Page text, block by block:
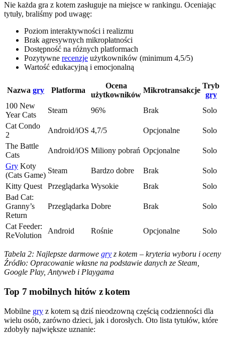
Nie każda gra z kotem zasługuje na miejsce w rankingu. Oceniając
tytuły, braliśmy pod uwagę:
Poziom interaktywności i realizmu
Brak agresywnych mikropłatności
Dostępność na różnych platformach
Pozytywne recenzje użytkowników (minimum 4,5/5)
Wartość edukacyjną i emocjonalną
Nazwa gry Platforma
Ocena
użytkowników
Mikrotransakcje
Tryb
gry
100 New
Year Cats
Steam 96% Brak
Solo
Cat Condo
2
Android/iOS 4,7/5 Opcjonalne
Solo
The Battle
Cats
Android/iOS Miliony pobrań Opcjonalne
Solo
Gry Koty
(Cats Game)
Steam Bardzo dobre Brak
Solo
Kitty Quest
Przeglądarka Wysokie Brak
Solo
Bad Cat:
Granny’s
Return
Przeglądarka Dobre Brak Solo
Cat Feeder:
ReVolution
Android Rośnie Opcjonalne Solo
Tabela 2: Najlepsze darmowe gry z kotem – kryteria wyboru i oceny
Źródło: Opracowanie własne na podstawie danych ze Steam,
Google Play, Antyweb i Playgama
Top 7 mobilnych hitów z kotem
Mobilne gry z kotem są dziś nieodzowną częścią codzienności dla
wielu osób, zarówno dzieci, jak i dorosłych. Oto lista tytułów, które
zdobyły największe uznanie: